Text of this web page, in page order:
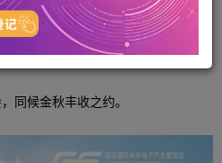
国际会展中心
– 29
同候金秋丰收之约。